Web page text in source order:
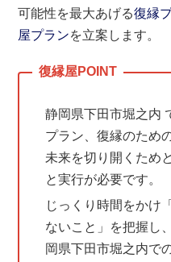
可能性を最大あげる復縁
屋プランを立案します。
静岡県下田市堀之内
プラン、復縁のため
未来を切り開くため
と実行が必要です。
じっくり時間をかけ
ないこと」を把握し
岡県下田市堀之内で